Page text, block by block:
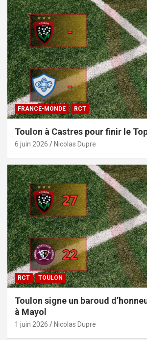
FRANCE-MONDE RCT
Toulon à Castres pour finir le
6 juin 2026 Nicolas Dupre
RCT TOULON
Toulon signe un baroud
à Mayol
1 juin 2026 Nicolas Dupre